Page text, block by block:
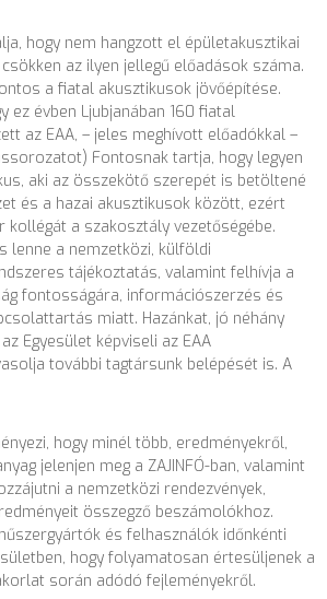
hogy nem hangzott el épületakusztikai
az ilyen jellegű előadások száma.
a fiatal akusztikusok jövőépítése.
ez évben Ljubjanában 160 fiatal
az EAA, – jeles meghívott előadókkal –
Fontosnak tartja, hogy legyen
aki az összekötő szerepét is betöltené
és a hazai akusztikusok között, ezért
kollégát a szakosztály vezetőségébe.
lenne a nemzetközi, külföldi
tájékoztatás, valamint felhívja a
fontosságára, információszerzés és
miatt. Hazánkat, jó néhány
Egyesület képviseli az EAA
további tagtársunk belépését is. A
hogy minél több, eredményekről,
jelenjen meg a ZAJINFÓ-ban, valamint
a nemzetközi rendezvények,
összegző beszámolókhoz.
és felhasználók időnkénti
hogy folyamatosan értesüljenek a
során adódó fejleményekről.